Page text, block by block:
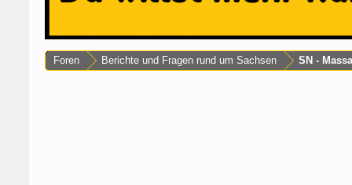
Foren Berichte und Fragen rund um Sachsen SN -